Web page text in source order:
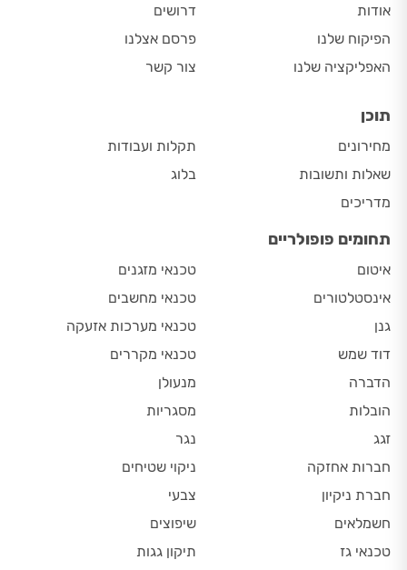
אודות
הפיקוח שלנו
האפליקציה שלנו
דרושים
פרסם אצלנו
צור קשר
תוכן
מחירונים
שאלות ותשובות
מדריכים
תקלות ועבודות
בלוג
תחומים פופולריים
איטום
אינסטלטורים
גנן
דוד שמש
הדברה
הובלות
זגג
חברות אחזקה
חברת ניקיון
חשמלאים
טכנאי גז
טכנאי מזגנים
טכנאי מחשבים
טכנאי מערכות אזעקה
טכנאי מקררים
מנעולן
מסגריות
נגר
ניקוי שטיחים
צבעי
שיפוצים
תיקון גגות